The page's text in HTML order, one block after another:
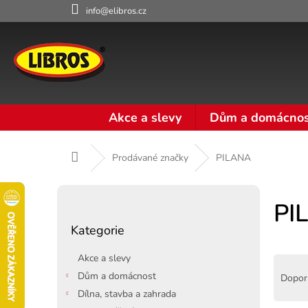
na
info@elibros.cz
Akce a slevy Dům a
Domů Prodávané značky PILANA
kategorie
Kategorie
Akce a slevy
Dům a domácnost
Dílna, stavba a zahrada